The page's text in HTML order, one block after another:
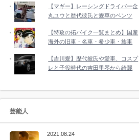
【マギー】レーシングドライバー金
丸ユウと歴代彼氏と愛車のベンツ
【特攻の拓バイク一覧まとめ】国産
海外の旧車・名車・希少車・族車
【吉川愛】歴代彼氏や愛車、コスプ
レと子役時代の吉田里琴から綺麗
芸能人
2021.08.24